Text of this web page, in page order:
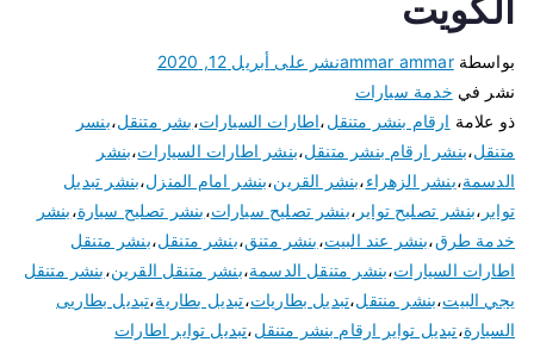
الكويت
بواسطةammar ammarنشر على أبريل 12, 2020
نشر في خدمة سيارات
ذو علامة ارقام بنشر متنقل،اطارات السيارات،بشر متنقل،بنسر
متنقل،بنشر ارقام بنشر متنقل،بنشر اطارات السيارات،بنشر
الدسمة،بنشر الزهراء،بنشر القرين،بنشر امام المنزل،بنشر تبديل
تواير ،بنشر تصليح تواير ،بنشر تصليح سيارات،بنشر تصليح سيارة،بنشر
خدمة طرق،بنشر عند البيت،بنشر متنق،بنشر متنقل،بنشر متنقل
اطارات السيارات،بنشر متنقل الدسمة،بنشر متنقل القرين،بنشر متنقل
يجي البيت،بنشر منتقل،تبديل بطاريات،تبديل بطارية،تبديل بطاريى
السيارة،تبديل تواير ارقام بنشر متنقل،تبديل تواير اطارات